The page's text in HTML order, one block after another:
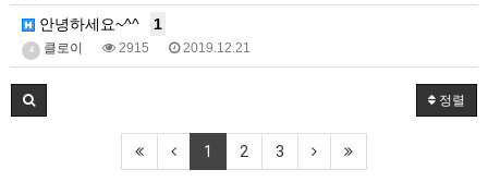
안녕하세요~^^ 1
4 클로이 2915 2019.12.21
정렬
1 2 3